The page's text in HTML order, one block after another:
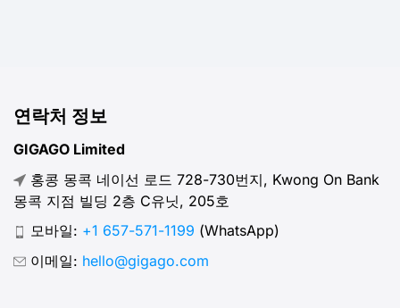
연락처 정보
GIGAGO Limited
홍콩 몽콕 네이선 로드 728-730번지, Kwong On Bank
몽콕 지점 빌딩 2층 C유닛, 205호
모바일: +1 657-571-1199 (WhatsApp)
이메일: hello@gigago.com